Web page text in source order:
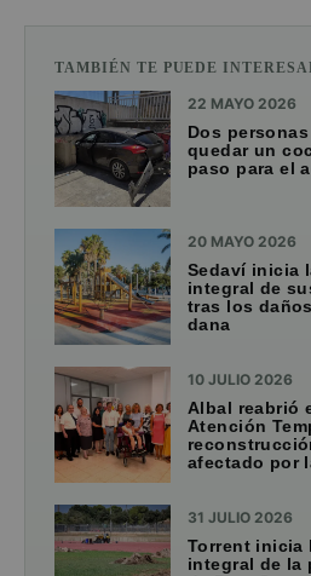
TAMBIÉN TE PUEDE
22 MAYO 2026
Dos
quedar un
paso para el
20 MAYO 2026
Sedaví inicia
integral de
tras los
dana
10 JULIO 2026
Albal reabrió
Atención
afectado por
31 JULIO 2026
Torrent inicia
integral de la